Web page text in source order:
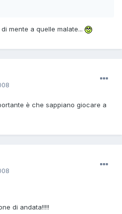
mente a quelle malate...
è che sappiano giocare a
di andata!!!!!